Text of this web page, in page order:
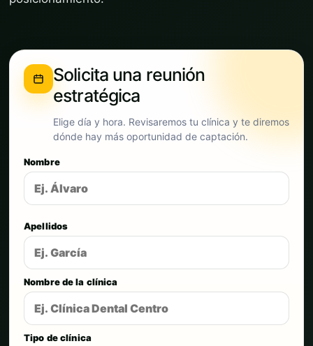
Solicita una reunión
estratégica
Elige día y hora. Revisaremos tu clínica y te diremos
dónde hay más oportunidad de captación.
Nombre
Apellidos
Nombre de la clínica
Tipo de clínica